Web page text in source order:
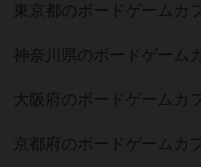
東京都のボードゲームカ
神奈川県のボードゲーム
大阪府のボードゲームカ
京都府のボードゲームカ